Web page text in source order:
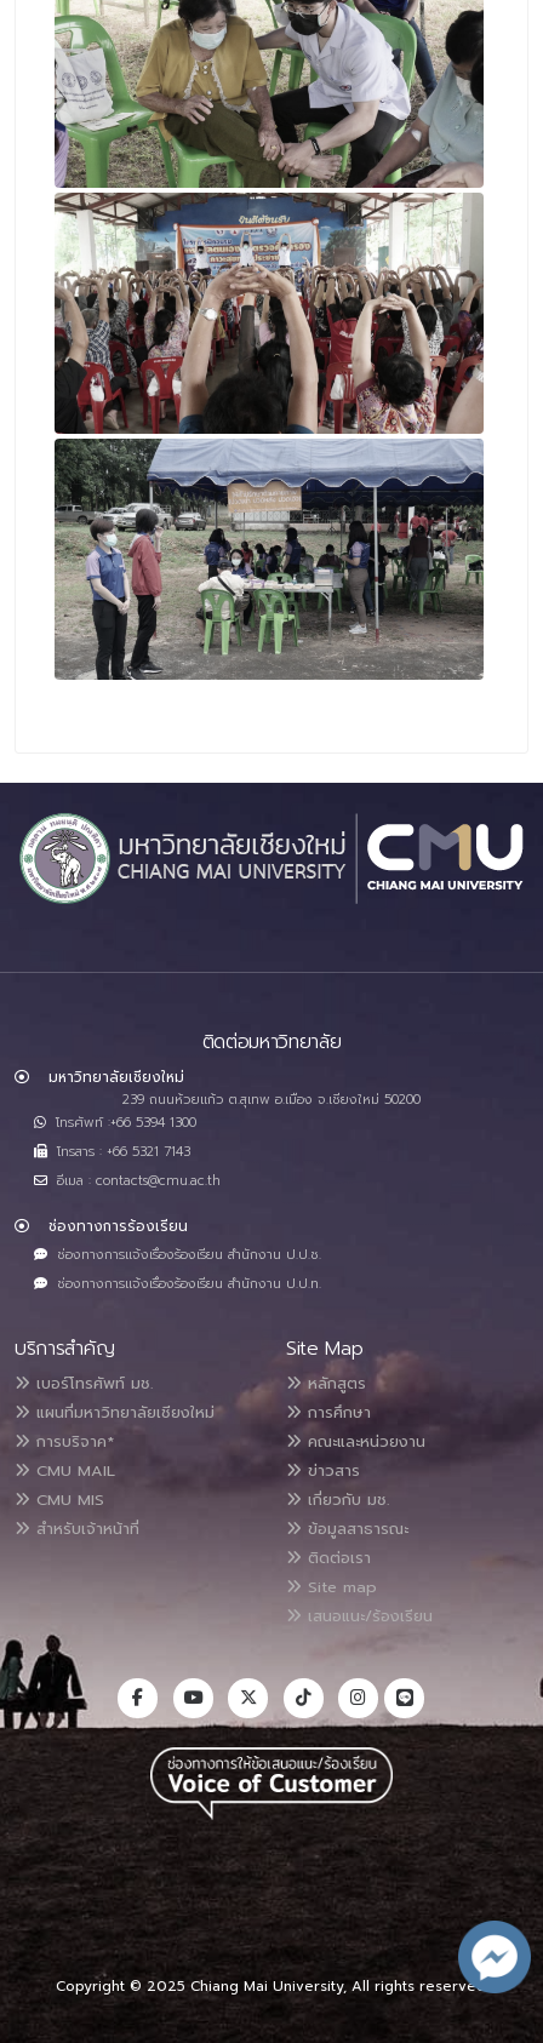
ติดต่อมหาวิทยาลัย
มหาวิทยาลัยเชียงใหม่
239 ถนนห้วยแก้ว ต.สุเทพ อ.เมือง จ.เชียงใหม่ 50200
โทรศัพท์ :+66 5394 1300
โทรสาร : +66 5321 7143
อีเมล : contacts@cmu.ac.th
ช่องทางการร้องเรียน
ช่องทางการแจ้งเรื่องร้องเรียน สำนักงาน ป.ป.ช.
ช่องทางการแจ้งเรื่องร้องเรียน สำนักงาน ป.ป.ท.
บริการสำคัญ
เบอร์โทรศัพท์ มช.
แผนที่มหาวิทยาลัยเชียงใหม่
การบริจาค*
CMU MAIL
CMU MIS
สำหรับเจ้าหน้าที่
Site Map
หลักสูตร
การศึกษา
คณะและหน่วยงาน
ข่าวสาร
เกี่ยวกับ มช.
ข้อมูลสาธารณะ
ติดต่อเรา
Site map
เสนอแนะ/ร้องเรียน
Copyright © 2025 Chiang Mai University, All rights reserved.